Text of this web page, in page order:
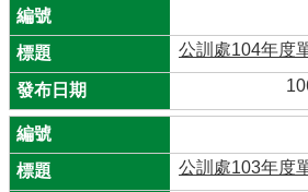
公訓處104年度
公訓處103年度